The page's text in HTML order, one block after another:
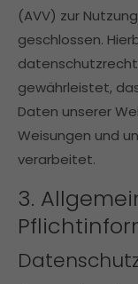
(AVV) zur
geschlossen.
gewährleistet,
Daten unserer
Weisungen und
verarbeitet.
3.